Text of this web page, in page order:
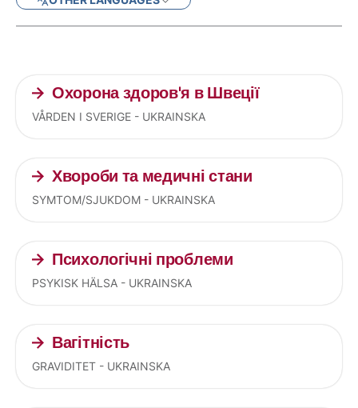
Current articles
Охорона здоров'я в Швеції
VÅRDEN I SVERIGE - UKRAINSKA
Хвороби та медичні стани
SYMTOM/SJUKDOM - UKRAINSKA
Психологічні проблеми
PSYKISK HÄLSA - UKRAINSKA
Вагітність
GRAVIDITET - UKRAINSKA